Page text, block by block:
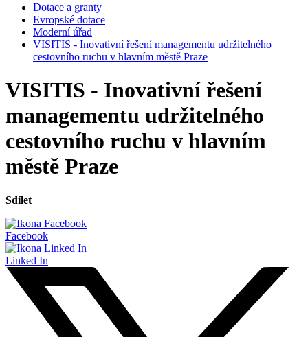
Dotace a granty
Evropské dotace
Moderní úřad
VISITIS - Inovativní řešení managementu udržitelného
cestovního ruchu v hlavním městě Praze
VISITIS - Inovativní řešení
managementu udržitelného
cestovního ruchu v hlavním
městě Praze
Sdílet
Facebook
Linked In